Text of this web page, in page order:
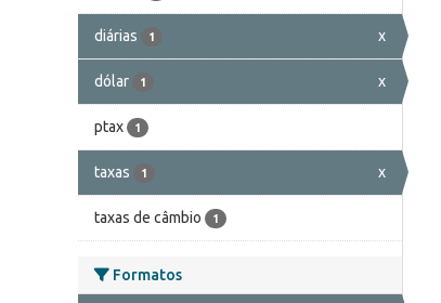
diárias 1 x
dólar 1 x
ptax 1
taxas 1 x
taxas de câmbio 1
Formatos